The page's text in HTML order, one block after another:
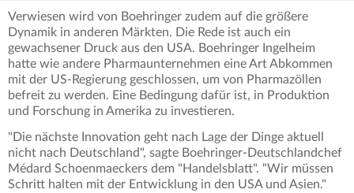
Verwiesen wird von Boehringer zudem auf die größere
Dynamik in anderen Märkten. Die Rede ist auch ein
gewachsener Druck aus den USA. Boehringer Ingelheim
hatte wie andere Pharmaunternehmen eine Art Abkommen
mit der US-Regierung geschlossen, um von Pharmazöllen
befreit zu werden. Eine Bedingung dafür ist, in Produktion
und Forschung in Amerika zu investieren.
"Die nächste Innovation geht nach Lage der Dinge aktuell
nicht nach Deutschland", sagte Boehringer-Deutschlandchef
Médard Schoenmaeckers dem "Handelsblatt". "Wir müssen
Schritt halten mit der Entwicklung in den USA und Asien."